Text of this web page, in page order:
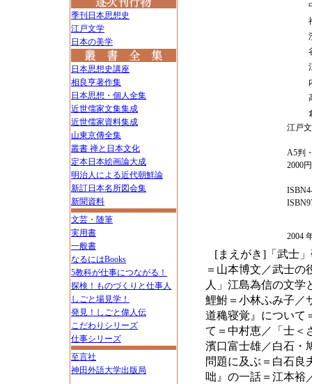
季刊日本思想史
江戸文学
日本の美学
日本思想史講座
相良亨著作集
日本思想・個人全集
近世儒家文集集成
近世儒家資料集成
山東京傳全集
叢書 禅と日本文化
定本日本絵画論大成
明治人による近代朝鮮論
新訂日本名所図会集
新聞資料
文芸・随筆
実用書
一般書
なるにはBooks
5教科が仕事につながる！
探検！ものづくりと仕事人
しごと場見学！
発見！しごと偉人伝
こだわりシリーズ
仕事シリーズ
至言社
神田外語大学出版局
江戸
A5判
2000
2004
[まえがき]「武士
＝山本博文／武士
人」江島為信の文学
鯉鮒＝小林ふみ子／
道穐寝覚』について
て＝中村恵／「士＜
濱口富士雄／白石・
問題に及ぶ＝白石良
咄』の一話＝江本裕